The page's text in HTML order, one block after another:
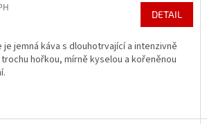
DETAIL
je jemná káva s dlouhotrvající a intenzivně
hořkou, mírně kyselou a kořeněnou